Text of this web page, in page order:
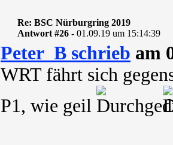
Re: BSC Nürburgring 2019
Antwort #26 - 01.09.19 um 15:14:39
Peter_B schrieb am
WRT fährt sich
P1, wie geil